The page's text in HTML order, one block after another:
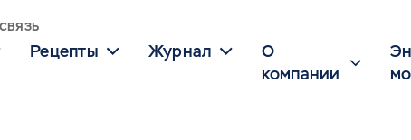
Рецепты Журнал
О
компании